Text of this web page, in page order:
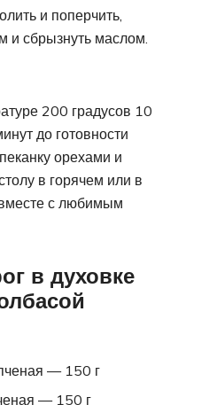
и поперчить,
и сбрызнуть маслом.
200 градусов 10
до готовности
орехами и
в горячем или в
с любимым
в духовке
— 150 г
— 150 г